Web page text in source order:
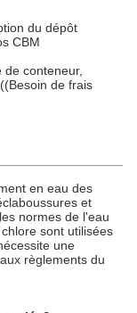
du dépôt
CBM
conteneur,
de frais
en eau des
et
normes de l'eau
sont utilisées
une
règlements du